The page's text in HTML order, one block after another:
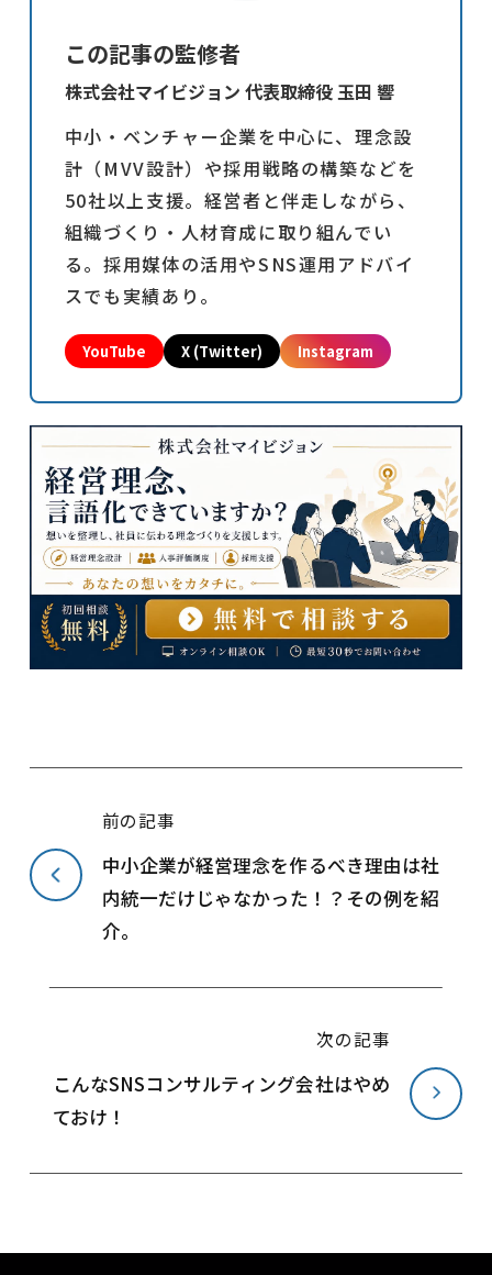
この記事の監修者
株式会社マイビジョン 代表取締役 玉田 響
中小・ベンチャー企業を中心に、理念設
計（MVV設計）や採用戦略の構築などを
50社以上支援。経営者と伴走しながら、
組織づくり・人材育成に取り組んでい
る。採用媒体の活用やSNS運用アドバイ
スでも実績あり。
YouTube X (Twitter) Instagram
前の記事
中小企業が経営理念を作るべき理由は社
内統一だけじゃなかった！？その例を紹
介。
次の記事
こんなSNSコンサルティング会社はやめ
ておけ！